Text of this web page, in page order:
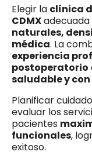
Elegir la clínica
CDMX
naturales,
médica. La
experiencia
postoperatorio
saludable y
Planificar
evaluar los
pacientes
funcionales,
exitoso.